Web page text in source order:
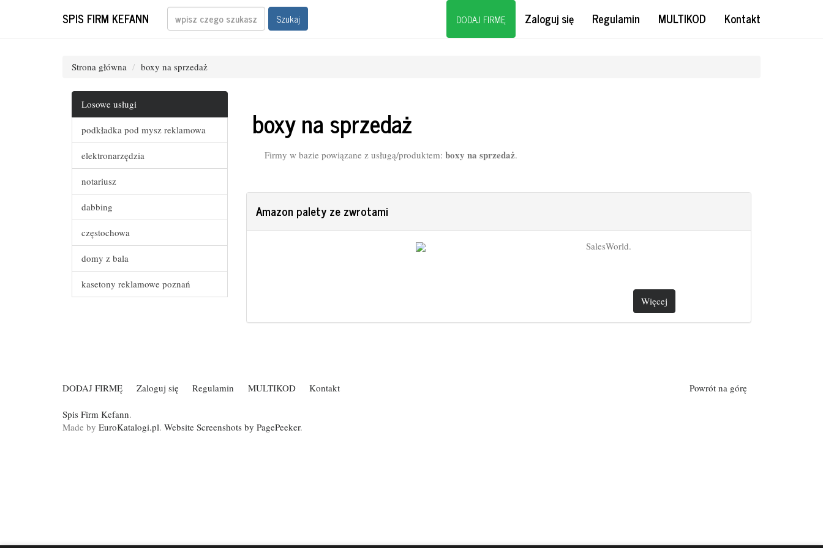
SPIS FIRM KEFANN Szukaj DODAJ FIRMĘ Zaloguj się Regulamin MULTIKOD Kontakt
Strona główna boxy na sprzedaż
Losowe usługi
podkładka pod mysz reklamowa
elektronarzędzia
notariusz
dabbing
częstochowa
domy z bala
kasetony reklamowe poznań
boxy na sprzedaż
Firmy w bazie powiązane z usługą/produktem: boxy na sprzedaż.
Amazon palety ze zwrotami
SalesWorld.
Więcej
Powrót na górę
DODAJ FIRMĘ Zaloguj się Regulamin MULTIKOD Kontakt
Spis Firm Kefann.
Made by EuroKatalogi.pl. Website Screenshots by PagePeeker.